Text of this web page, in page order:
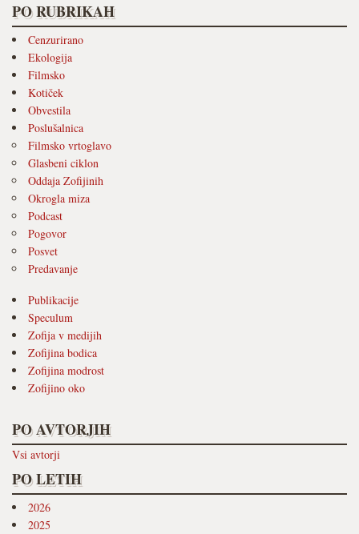
PO RUBRIKAH
Cenzurirano
Ekologija
Filmsko
Kotiček
Obvestila
Poslušalnica
Filmsko vrtoglavo
Glasbeni ciklon
Oddaja Zofijinih
Okrogla miza
Podcast
Pogovor
Posvet
Predavanje
Publikacije
Speculum
Zofija v medijih
Zofijina bodica
Zofijina modrost
Zofijino oko
PO AVTORJIH
Vsi avtorji
PO LETIH
2026
2025